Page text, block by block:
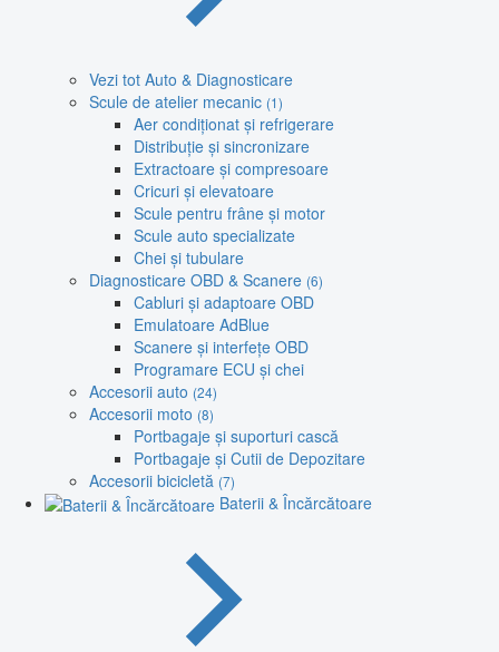
Vezi tot Auto & Diagnosticare
Scule de atelier mecanic (1)
Aer condiționat și refrigerare
Distribuție și sincronizare
Extractoare și compresoare
Cricuri și elevatoare
Scule pentru frâne și motor
Scule auto specializate
Chei și tubulare
Diagnosticare OBD & Scanere (6)
Cabluri și adaptoare OBD
Emulatoare AdBlue
Scanere și interfețe OBD
Programare ECU și chei
Accesorii auto (24)
Accesorii moto (8)
Portbagaje și suporturi cască
Portbagaje și Cutii de Depozitare
Accesorii bicicletă (7)
Baterii & Încărcătoare